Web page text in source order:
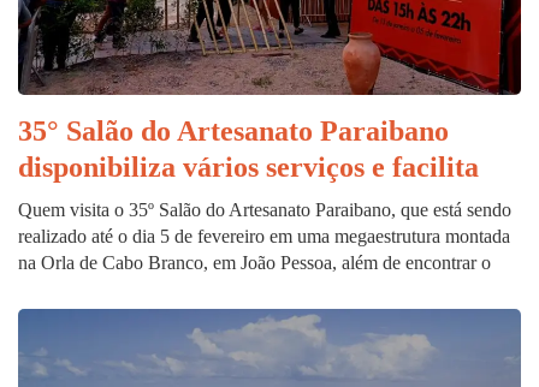
35° Salão do Artesanato Paraibano
disponibiliza vários serviços e facilita
Quem visita o 35º Salão do Artesanato Paraibano, que está sendo
realizado até o dia 5 de fevereiro em uma megaestrutura montada
na Orla de Cabo Branco, em João Pessoa, além de encontrar o